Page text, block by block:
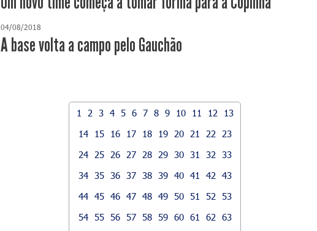
04/08/2018
A base volta a campo pelo Gauchão
1 2 3 4 5 6 7 8 9 10 11 12
13
14
15 16 17 18 19 20 21 22
23
24
25 26 27 28 29 30 31 32
33
34 35 36 37 38 39 40 41 42
43
44 45 46 47 48 49 50 51 52
53
54 55 56 57 58 59 60 61 62
63